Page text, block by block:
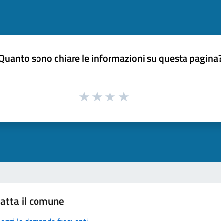
sono chiare le informazioni su questa
il comune